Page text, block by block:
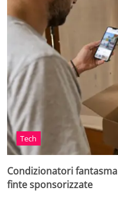
Tech
Condizionatori
finte sponsorizzate